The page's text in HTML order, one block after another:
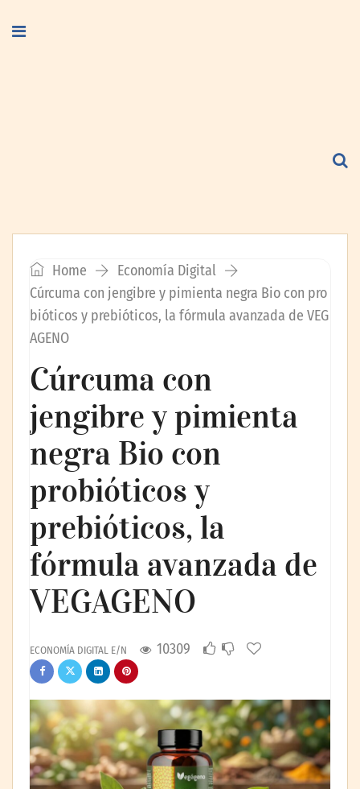
Home
Economía Digital
Cúrcuma con jengibre y pimienta negra Bio con pro
bióticos y prebióticos, la fórmula avanzada de VEG
AGENO
Cúrcuma con
jengibre y pimienta
negra Bio con
probióticos y
prebióticos, la
fórmula avanzada de
VEGAGENO
ECONOMÍA DIGITAL E/N 10309